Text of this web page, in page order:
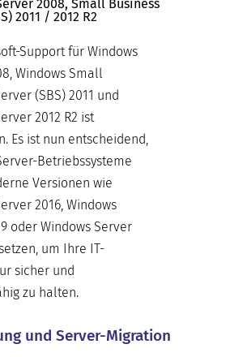
2008, Small Business
2011 / 2012 R2
Support für Windows
Windows Small
(SBS) 2011 und
2012 R2 ist
Es ist nun entscheidend,
Betriebssysteme
Versionen wie
2016, Windows
oder Windows Server
um Ihre IT-
sicher und
zu halten.
und Server-Migration